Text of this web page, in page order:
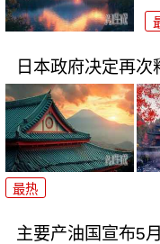
日本政府决定再次
最热
主要产油国宣布5